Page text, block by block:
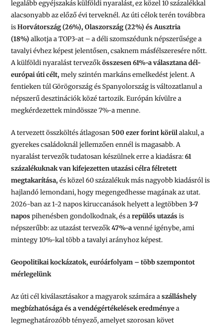
legalább egyéjszakás külföldi nyaralást, ez közel 10 százalékkal
alacsonyabb az előző évi terveknél. Az úti célok terén továbbra
isHorvátország (26%), Olaszország (22%) és Ausztria
(18%) alkotja a TOP3-at – a déli szomszédunk népszerűsége a
tavalyi évhez képest jelentősen, csaknem másfélszeresére nőtt.
A külföldi nyaralást tervezőkösszesen 61%-a választana dél-
európai úti célt, mely szintén markáns emelkedést jelent. A
fentieken túl Görögország és Spanyolország is változatlanul a
népszerű desztinációk közé tartozik. Európán kívülre a
megkérdezettek mindössze 7%-a menne.
A tervezett összköltés átlagosan500 ezer forint körülalakul, a
gyerekes családoknál jellemzően ennél is magasabb. A
nyaralást tervezők tudatosan készülnek erre a kiadásra:61
százalékuknak van kifejezetten utazási célra félretett
megtakarítása, és közel 60 százalékuk más nagyobb kiadásról is
hajlandó lemondani, hogy megengedhesse magának az utat.
2026-ban az 1-2 napos kiruccanások helyett a legtöbben3-7
napospihenésben gondolkodnak, és arepülős utazásis
népszerűbb: az utazást tervezők47%-avenné igénybe, ami
mintegy 10%-kal több a tavalyi arányhoz képest.
Geopolitikai kockázatok, euróárfolyam – több szempontot
mérlegelünk
Az úti cél kiválasztásakor a magyarok számára aszálláshely
megbízhatósága és a vendégértékelések eredményea
legmeghatározóbb tényező, amelyet szorosan követ